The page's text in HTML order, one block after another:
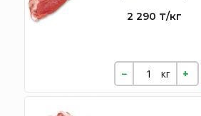
2 290 ₸/кг
кг